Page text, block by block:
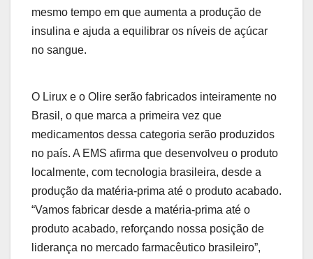
mesmo tempo em que aumenta a produção de
insulina e ajuda a equilibrar os níveis de açúcar
no sangue.
O Lirux e o Olire serão fabricados inteiramente no
Brasil, o que marca a primeira vez que
medicamentos dessa categoria serão produzidos
no país. A EMS afirma que desenvolveu o produto
localmente, com tecnologia brasileira, desde a
produção da matéria-prima até o produto acabado.
“Vamos fabricar desde a matéria-prima até o
produto acabado, reforçando nossa posição de
liderança no mercado farmacêutico brasileiro”,